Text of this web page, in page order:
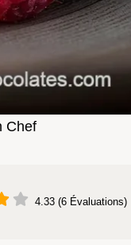
Chef
4.33 (6 Évaluations)